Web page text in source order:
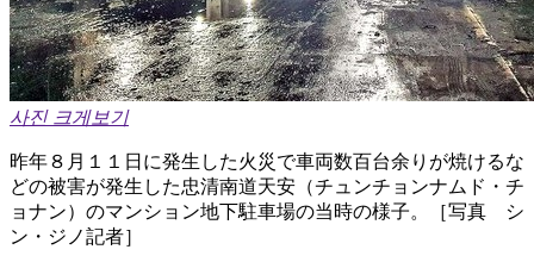
사진 크게보기
昨年８月１１日に発生した火災で車両数百台余りが焼けるな
どの被害が発生した忠清南道天安（チュンチョンナムド・チ
ョナン）のマンション地下駐車場の当時の様子。［写真 シ
ン・ジノ記者］